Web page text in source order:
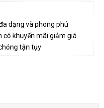
dạng và phong phú
có khuyến mãi giảm giá
tận tụy